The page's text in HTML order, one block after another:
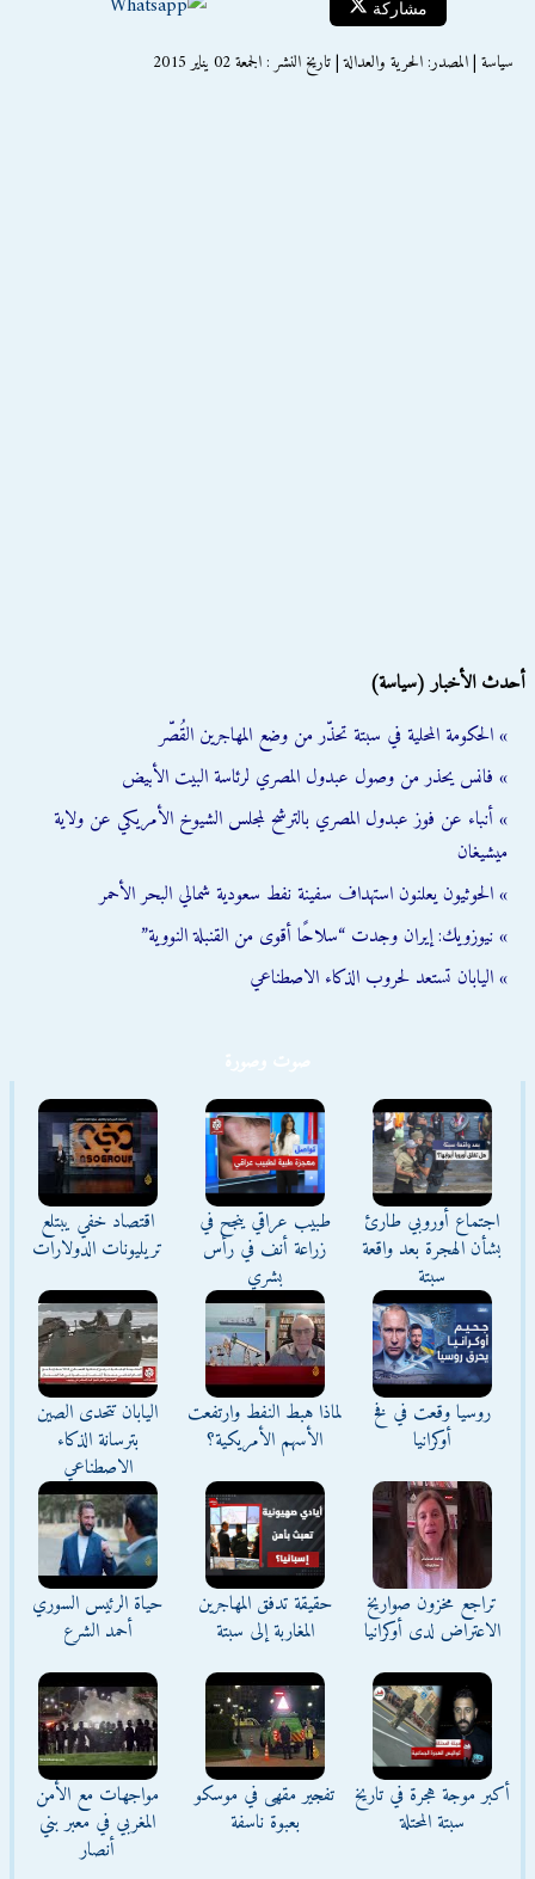
مشاركة
سياسة | المصدر: الحرية والعدالة | تاريخ النشر : الجمعة 02 يناير 2015
أحدث الأخبار (سياسة)
» الحكومة المحلية في سبتة تحذّر من وضع المهاجرين القُصّر
» فانس يحذر من وصول عبدول المصري لرئاسة البيت الأبيض
» أنباء عن فوز عبدول المصري بالترشح لمجلس الشيوخ الأمريكي عن ولاية
ميشيغان
» الحوثيون يعلنون استهداف سفينة نفط سعودية شمالي البحر الأحمر
» نيوزويك: إيران وجدت “سلاحًا أقوى من القنبلة النووية”
» اليابان تستعد لحروب الذكاء الاصطناعي
اجتماع أوروبي طارئ
بشأن الهجرة بعد واقعة
سبتة
طبيب عراقي ينجح في
زراعة أنف في رأس
بشري
اقتصاد خفي يبتلع
تريليونات الدولارات
روسيا وقعت في فخ
أوكرانيا
لماذا هبط النفط وارتفعت
الأسهم الأمريكية؟
اليابان تتحدى الصين
بترسانة الذكاء
الاصطناعي
تراجع مخزون صواريخ
الاعتراض لدى أوكرانيا
حقيقة تدفق المهاجرين
المغاربة إلى سبتة
حياة الرئيس السوري
أحمد الشرع
أكبر موجة هجرة في تاريخ
سبتة المحتلة
تفجير مقهى في موسكو
بعبوة ناسفة
مواجهات مع الأمن
المغربي في معبر بني
أنصار